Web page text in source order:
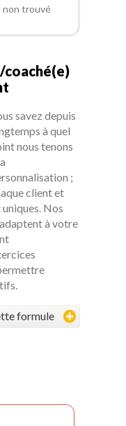
trouvé
coaché(e)
savez depuis
à quel
nous tenons
;
client et
Nos
à votre
formule